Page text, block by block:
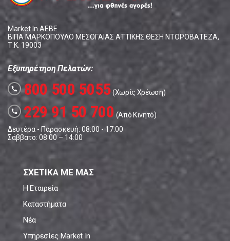
Market In ΑΕΒΕ
ΒΙΠΑ ΜΑΡΚΟΠΟΥΛΟ ΜΕΣΟΓΑΙΑΣ ΑΤΤΙΚΗΣ ΘΕΣΗ ΝΤΟΡΟΒΑΤΕΖΑ,
Τ.Κ. 19003
Εξυπηρέτηση Πελατών:
call 800 500 5055(Χωρίς Χρέωση)
call 229 91 50 700 (Από Κινητό)
Δευτέρα - Παρασκευή: 08:00 - 17:00
Σάββατο: 08:00 – 14:00
ΣΧΕΤΙΚΑ ΜΕ ΜΑΣ
Η Εταιρεία
Καταστήματα
Νέα
Υπηρεσίες Market In